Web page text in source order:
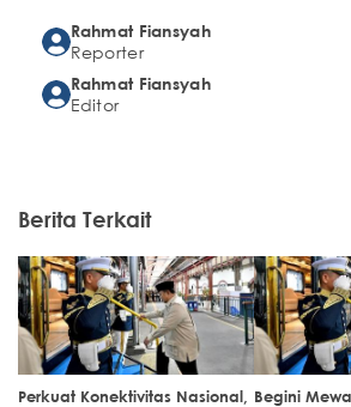
Rahmat Fiansyah
Reporter
Rahmat Fiansyah
Editor
Berita Terkait
Perkuat Konektivitas Nasional,
Begini